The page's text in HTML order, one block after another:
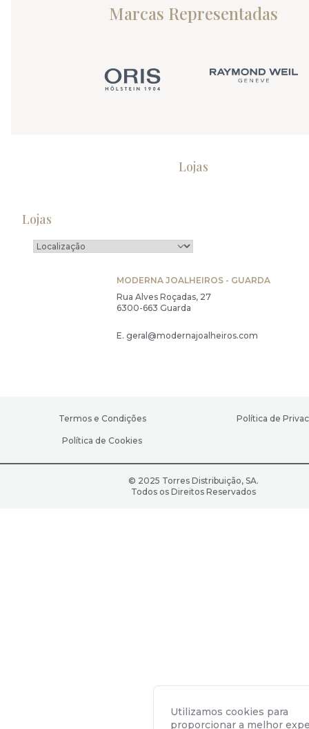
Marcas Representadas
Lojas
Lojas
MODERNA JOALHEIROS - GUARDA
Rua Alves Roçadas, 27
6300-663 Guarda
E. geral@modernajoalheiros.com
Termos e Condições Política de
Política de Cookies
© 2025 Torres Distribuição, SA.
Todos os Direitos Reservados
Utilizamos cookies para
proporcionar a melhor